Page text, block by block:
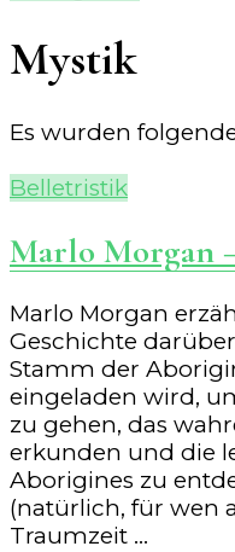
Mystik
Es wurden
Belletristik
Marlo Morgan
Marlo Morgan
Geschichte
Stamm der
eingeladen wird,
zu gehen, das
erkunden und die
Aborigines zu
(natürlich, für wen
Traumzeit …